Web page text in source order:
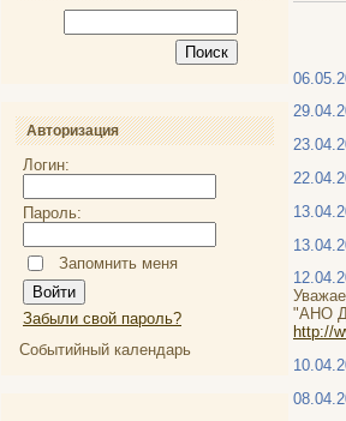
Авторизация
Логин:
Пароль:
Запомнить меня
Забыли свой пароль?
Событийный календарь
"АНО
http://